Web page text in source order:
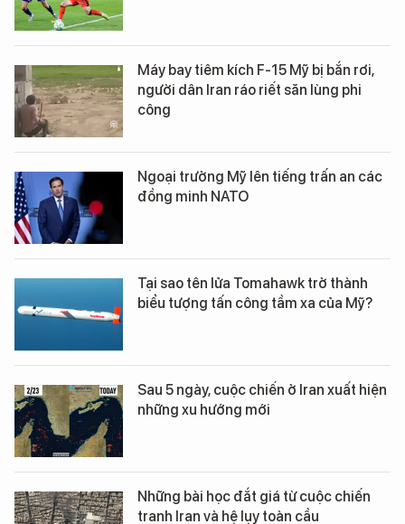
Máy bay tiêm kích F-15 Mỹ bị bắn rơi,
người dân Iran ráo riết săn lùng phi
công
Ngoại trưởng Mỹ lên tiếng trấn an các
đồng minh NATO
Tại sao tên lửa Tomahawk trở thành
biểu tượng tấn công tầm xa của Mỹ?
Sau 5 ngày, cuộc chiến ở Iran xuất hiện
những xu hướng mới
Những bài học đắt giá từ cuộc chiến
tranh Iran và hệ lụy toàn cầu